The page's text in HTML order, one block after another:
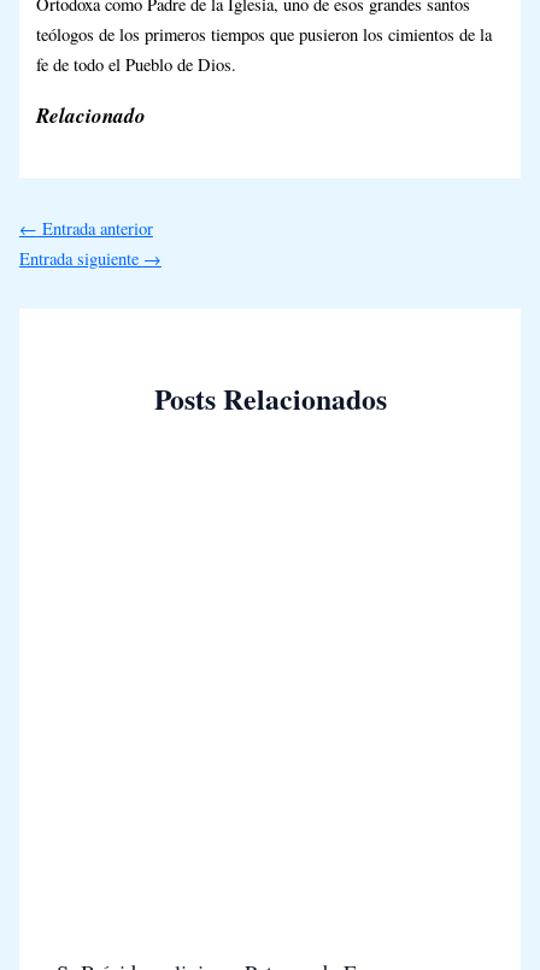
teólogos de los primeros tiempos que pusieron los cimientos de la
fe de todo el Pueblo de Dios.
Relacionado
← Entrada anterior
Entrada siguiente →
Posts Relacionados